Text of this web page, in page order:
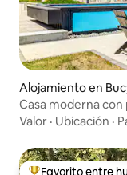
Alojamiento en
Casa moderna
Valor · Ubicación ·
Favorito entre